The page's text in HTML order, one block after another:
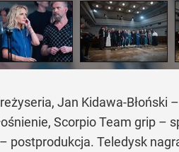
Jan Kidawa-Błoński
Scorpio Team grip –
postprodukcja. Teledysk